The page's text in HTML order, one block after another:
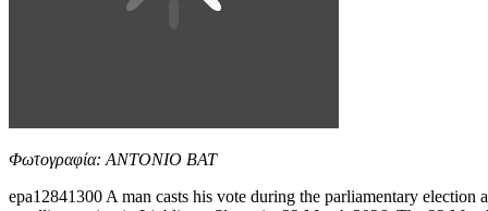
Φωτογραφία: ANTONIO BAT
epa12841300 A man casts his vote during the parliamentary election